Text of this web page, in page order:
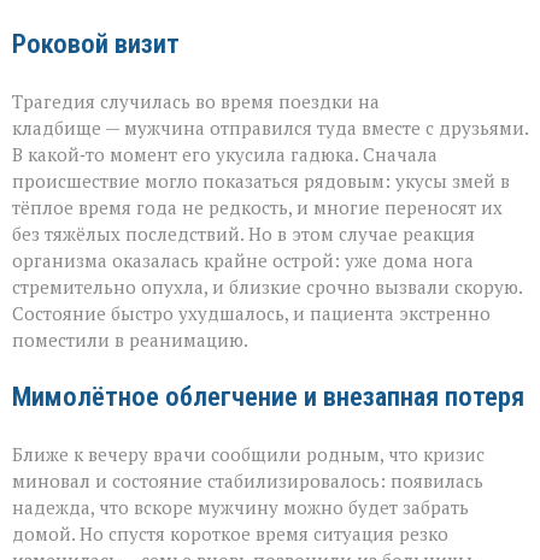
Роковой визит
Трагедия случилась во время поездки на
кладбище — мужчина отправился туда вместе с друзьями.
В какой‑то момент его укусила гадюка. Сначала
происшествие могло показаться рядовым: укусы змей в
тёплое время года не редкость, и многие переносят их
без тяжёлых последствий. Но в этом случае реакция
организма оказалась крайне острой: уже дома нога
стремительно опухла, и близкие срочно вызвали скорую.
Состояние быстро ухудшалось, и пациента экстренно
поместили в реанимацию.
Мимолётное облегчение и внезапная потеря
Ближе к вечеру врачи сообщили родным, что кризис
миновал и состояние стабилизировалось: появилась
надежда, что вскоре мужчину можно будет забрать
домой. Но спустя короткое время ситуация резко